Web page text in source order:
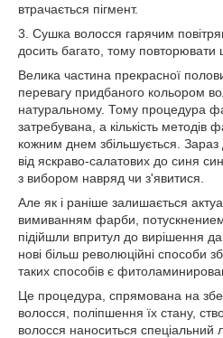
втрачається пігмент.
3. Сушка волосся гарячим
досить багато, тому повторювати
Велика частина прекрасної
перевагу придбаного кольором
натуральному. Тому процедура
затребувана, а кількість методів
кожним днем збільшується. Зараз
від яскраво-салатових до синя
з вибором навряд чи з'явитися.
Але як і раніше залишається
вимиванням фарби, потускнением
підійшли впритул до вирішення
нові більш революційні способи
таких способів є
Це процедура, спрямована на
волосся, поліпшення їх стану,
волосся наноситься спеціальний